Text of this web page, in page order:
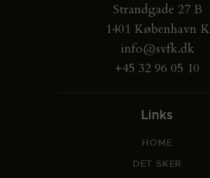
Strandgade 27 B
1401 København K
info@svfk.dk
+45 32 96 05 10
Links
HOME
DET SKER